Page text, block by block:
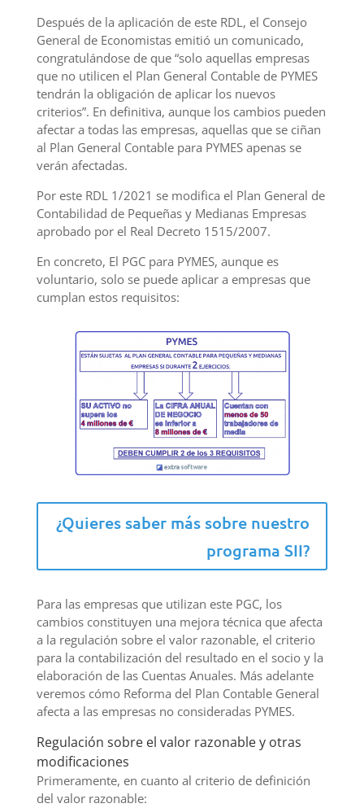
Después de la aplicación de este RDL, el Consejo
General de Economistas emitió un comunicado,
congratulándose de que “solo aquellas empresas
que no utilicen el Plan General Contable de PYMES
tendrán la obligación de aplicar los nuevos
criterios”. En definitiva, aunque los cambios pueden
afectar a todas las empresas, aquellas que se ciñan
al Plan General Contable para PYMES apenas se
verán afectadas.
Por este RDL 1/2021 se modifica el Plan General de
Contabilidad de Pequeñas y Medianas Empresas
aprobado por el Real Decreto 1515/2007.
En concreto, El PGC para PYMES, aunque es
voluntario, solo se puede aplicar a empresas que
cumplan estos requisitos:
¿Quieres saber más sobre nuestro
programa SII?
Para las empresas que utilizan este PGC, los
cambios constituyen una mejora técnica que afecta
a la regulación sobre el valor razonable, el criterio
para la contabilización del resultado en el socio y la
elaboración de las Cuentas Anuales. Más adelante
veremos cómo Reforma del Plan Contable General
afecta a las empresas no consideradas PYMES.
Regulación sobre el valor razonable y otras
modificaciones
Primeramente, en cuanto al criterio de definición
del valor razonable: